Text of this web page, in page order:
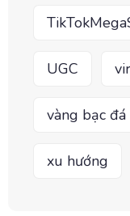
UGC
vàng bạc
xu hướng